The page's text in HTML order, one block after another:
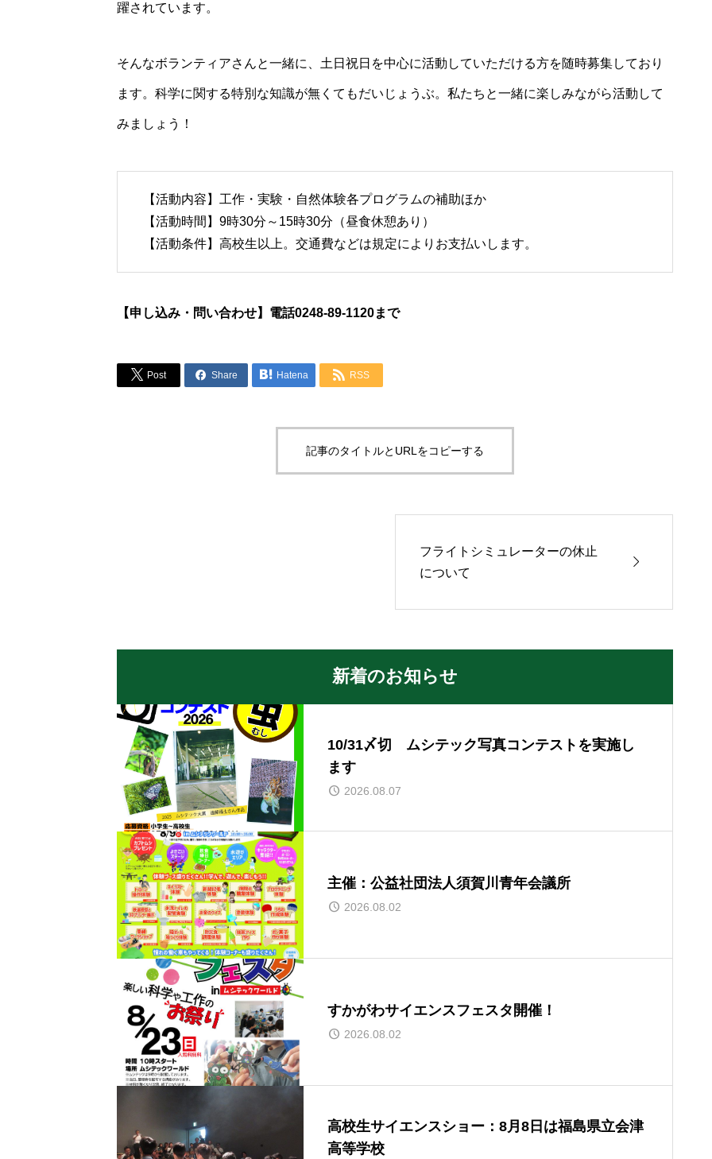
躍されています。
そんなボランティアさんと一緒に、土日祝日を中心に活動していただける方を随時募集しており
ます。科学に関する特別な知識が無くてもだいじょうぶ。私たちと一緒に楽しみながら活動して
みましょう！
【活動内容】工作・実験・自然体験各プログラムの補助ほか
【活動時間】9時30分～15時30分（昼食休憩あり）
【活動条件】高校生以上。交通費などは規定によりお支払いします。
【申し込み・問い合わせ】電話0248-89-1120まで
 Post  Share  Hatena  RSS
記事のタイトルとURLをコピーする
フライトシミュレーターの休止
について

新着のお知らせ
10/31〆切 ムシテック写真コンテストを実施し
ます
2026.08.07
主催：公益社団法人須賀川青年会議所
2026.08.02
すかがわサイエンスフェスタ開催！
2026.08.02
高校生サイエンスショー：8月8日は福島県立会津
高等学校